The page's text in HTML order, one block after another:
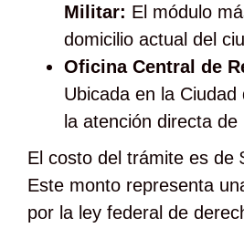
Militar: El módulo
domicilio actual del
Oficina Central de
Ubicada en la
la atención directa
El costo del trámite es de
Este monto representa
por la ley federal de